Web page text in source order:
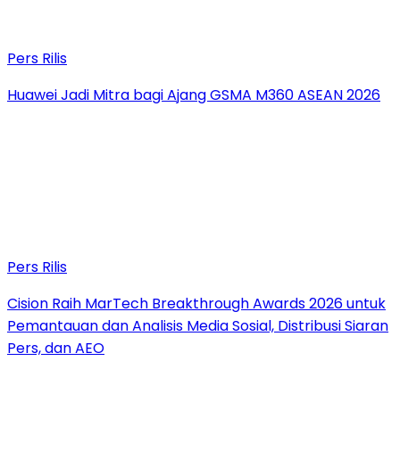
Pers Rilis
Huawei Jadi Mitra bagi Ajang GSMA M360 ASEAN 2026
Pers Rilis
Cision Raih MarTech Breakthrough Awards 2026 untuk
Pemantauan dan Analisis Media Sosial, Distribusi Siaran
Pers, dan AEO